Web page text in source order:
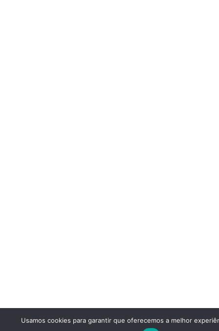
Usamos cookies para garantir que oferecemos a melhor